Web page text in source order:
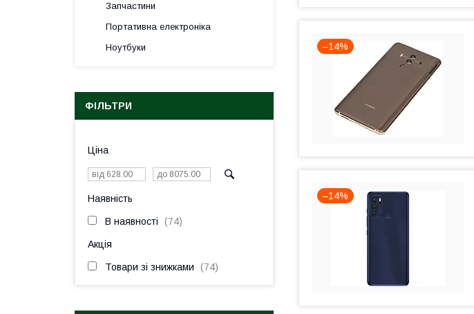
–14%
–14%
Запчастини
Портативна електроніка
Ноутбуки
ФІЛЬТРИ
Ціна
Наявність
В наявності 74
Акція
Товари зі знижками 74